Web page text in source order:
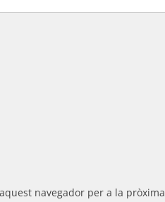
navegador per a la pròxima